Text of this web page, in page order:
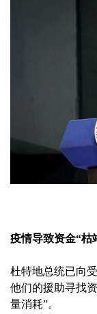
疫情导致资金“枯
杜特地总统已向
他们的援助寻找
量消耗”。